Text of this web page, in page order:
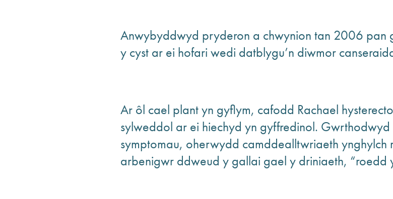
Anwybyddwyd pryderon a chwynion tan 2006 pan
y cyst ar ei hofari wedi datblygu’n diwmor
Ar ôl cael plant yn gyflym, cafodd Rachael
sylweddol ar ei hiechyd yn gyffredinol. Gwrthodwyd
symptomau, oherwydd camddealltwriaeth ynghylch
arbenigwr ddweud y gallai gael y driniaeth, “roedd